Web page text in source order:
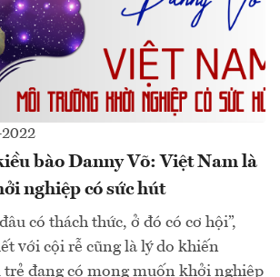
bào Danny Võ: Việt Nam là
nghiệp có sức hút
có thách thức, ở đó có cơ hội”,
với cội rễ cũng là lý do khiến
đang có mong muốn khởi nghiệp